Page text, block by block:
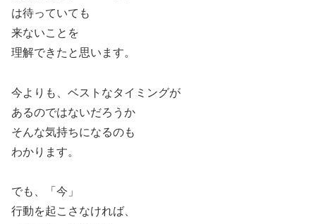
は待っていても
来ないことを
理解できたと思います。
今よりも、ベストなタイミングが
あるのではないだろうか
そんな気持ちになるのも
わかります。
でも、「今」
行動を起こさなければ、